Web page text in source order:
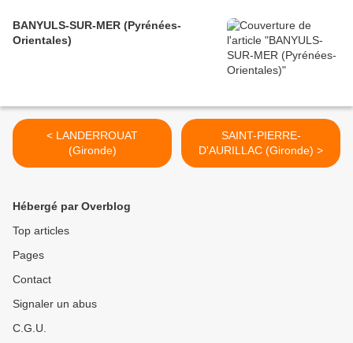
BANYULS-SUR-MER (Pyrénées-
Orientales)
< LANDERROUAT
(Gironde)
SAINT-PIERRE-
D'AURILLAC (Gironde) >
Hébergé par Overblog
Top articles
Pages
Contact
Signaler un abus
C.G.U.